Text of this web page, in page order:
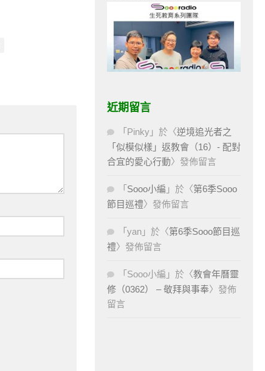
近期留言
「 Pinky 」於〈逆境追光者之
「似模似樣」返教會（16）- 配對
合宜的愛心行動〉發佈留言
「 Sooo小編 」於〈第6季Sooo
節目巡禮〉發佈留言
「 yan 」於〈第6季Sooo節目巡
禮〉發佈留言
「 Sooo小編 」於〈教會年曆靈
修（0362） – 敬拜與事奉〉發佈
留言